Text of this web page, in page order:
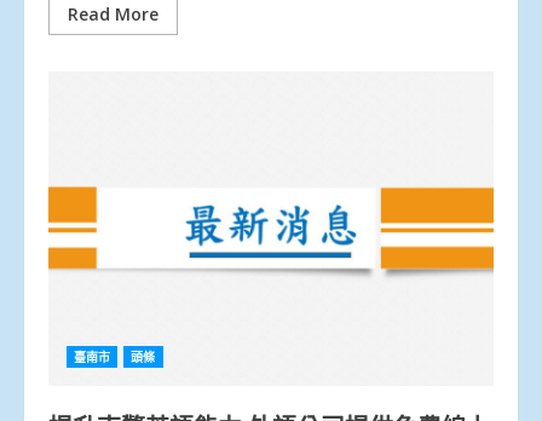
Read More
臺南市 頭條